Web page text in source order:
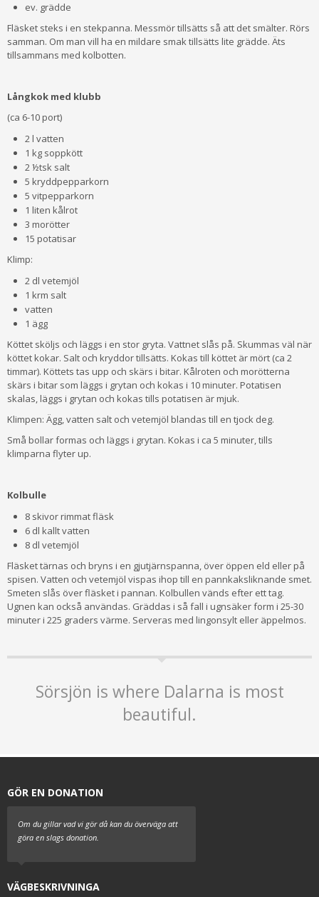
ev. grädde
Fläsket steks i en stekpanna. Messmör tillsätts så att det smälter. Rörs
samman. Om man vill ha en mildare smak tillsätts lite grädde. Äts
tillsammans med kol­botten.
Långkok med klubb
(ca 6-10 port)
2 l vatten
1 kg soppkött
2 ½tsk salt
5 kryddpepparkorn
5 vitpepparkorn
1 liten kålrot
3 morötter
15 potatisar
Klimp:
2 dl vetemjöl
1 krm salt
vatten
1 ägg
Köttet sköljs och läggs i en stor gryta. Vattnet slås på. Skummas väl när
köttet kokar. Salt och kryddor tillsätts. Kokas till köttet är mört (ca 2
timmar). Köt­tets tas upp och skärs i bitar. Kålroten och morötterna
skärs i bitar som läggs i grytan och kokas i 10 minuter. Potatisen
skalas, läggs i grytan och kokas tills potatisen är mjuk.
Klimpen: Ägg, vatten salt och vetemjöl blandas till en tjock deg.
Små bollar formas och läggs i grytan. Kokas i ca 5 minuter, tills
klimparna flyter up.
Kolbulle
8 skivor rimmat fläsk
6 dl kallt vatten
8 dl vetemjöl
Fläsket tärnas och bryns i en gjutjärnspanna, över öppen eld eller på
spisen. Vatten och vetemjöl vispas ihop till en pannkaksliknande smet.
Smeten slås över fläsket i pannan. Kolbullen vänds efter ett tag.
Ugnen kan också användas. Gräd­das i så fall i ugnsäker form i 25-30
minuter i 225 graders värme. Serveras med lingonsylt eller äppelmos.
Sörsjön is where Dalarna is most
beautiful.
GÖR EN DONATION
Om du gillar vad vi gör då kan du överväga att
göra en slags donation.
VÄGBESKRIVNINGA